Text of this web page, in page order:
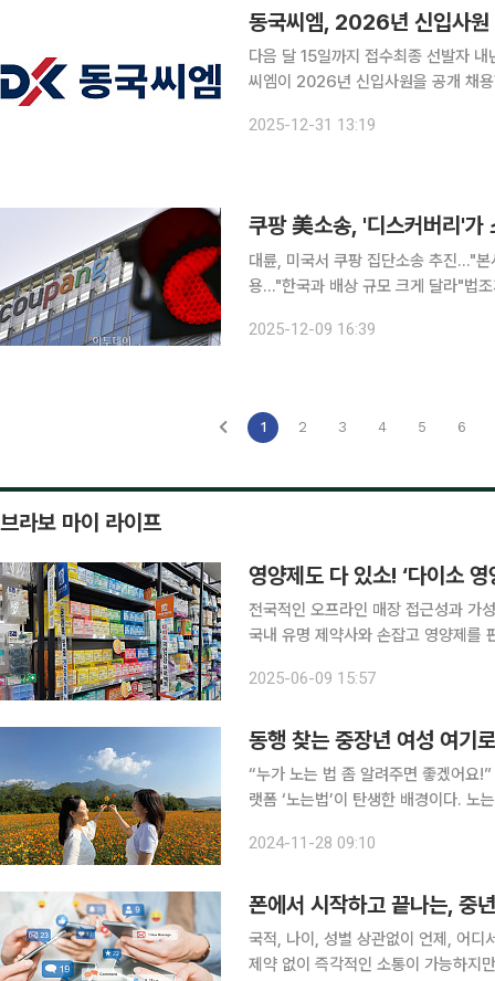
동국씨엠, 2026년 신입사
다음 달 15일까지 접수최종 선발자 내년 3월 입사 예정 동국제강그
씨엠이 2026년 신입사원을 공개 채용한다고 31일 밝혔다. 지
과 영업 등 2개 직무에서 신입사원을
2025-12-31 13:19
쿠팡 美소송, '디스커버리'가
대륜, 미국서 쿠팡 집단소송 추진…"본
용…"한국과 배상 규모 크게 달라"법
·감독 총괄 주체인 쿠팡 본사를 상대
2025-12-09 16:39
1 2 3 4 5 6
브라보 마이 라이프
영양제도 다 있소! ‘다이소 영
전국적인 오프라인 매장 접근성과 가
국내 유명 제약사와 손잡고 영양제를
2025-06-09 15:57
동행 찾는 중장년 여성 여기
“누가 노는 법 좀 알려주면 좋겠어요
랫폼 ‘노는법’이 탄생한 배경이다. 노는법은 여가 시간을 어떻게 보내야 할지 고민인 중장년, 특히
라운드 대표는 은퇴하신 어머니에게
2024-11-28 09:10
폰에서 시작하고 끝나는, 중
국적, 나이, 성별 상관없이 언제, 어디
제약 없이 즉각적인 소통이 가능하지